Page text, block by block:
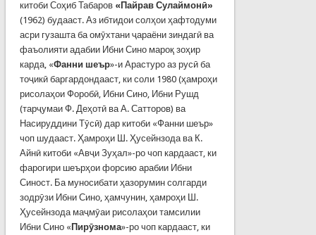
китоби Соҳиб Табаров «Пайрав Сулаймонӣ»
(1962) будааст. Аз ибтидои солҳои ҳафтодуми
асри гузашта ба омӯхтани ҷараёни зиндагӣ ва
фаъолияти адабии Ибни Сино мароқ зоҳир
карда, «Фанни шеър»-и Арастуро аз русӣ ба
тоҷикӣ баргардондааст, ки соли 1980 (ҳамроҳи
рисолаҳои Форобӣ, Ибни Сино, Ибни Рушд
(тарҷумаи Ф. Деҳотӣ ва А. Сатторов) ва
Насируддини Тӯсӣ) дар китоби «Фанни шеър»
чоп шудааст. Ҳамроҳи Ш. Ҳусейнзода ва К.
Айнӣ китоби «Авҷи Зуҳал»-ро чоп кардааст, ки
фарогири шеърҳои форсию арабии Ибни
Синост. Ба муносибати ҳазорумин солгарди
зодрӯзи Ибни Сино, ҳамчунин, ҳамроҳи Ш.
Ҳусейнзода маҷмӯаи рисолаҳои тамсилии
Ибни Сино «Пирӯзнома»-ро чоп кардааст, ки